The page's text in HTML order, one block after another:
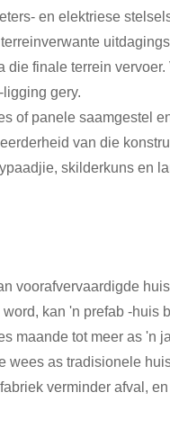
en elektriese
finale terrein
gery.
of panele saamgestel
van die
skilderkuns en
voorafvervaardigde
kan 'n prefab -huis
maande tot meer as 'n
wees as tradisionele
verminder afval,